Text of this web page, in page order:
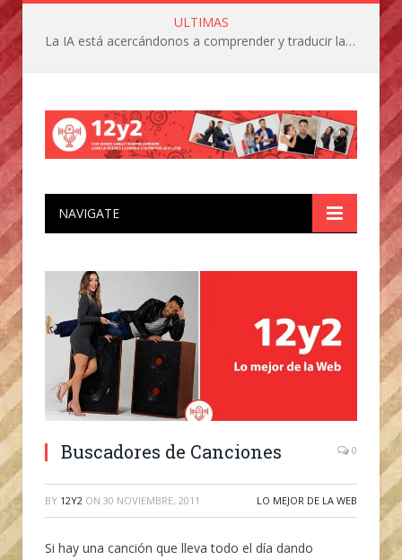
ULTIMAS
La IA está acercándonos a comprender y traducir las vocalizaciones y comportamientos de nuestras mascotas
NAVIGATE
Buscadores de Canciones 0
BY 12Y2 ON 30 NOVIEMBRE, 2011 LO MEJOR DE LA WEB
Si hay una canción que lleva todo el día dando